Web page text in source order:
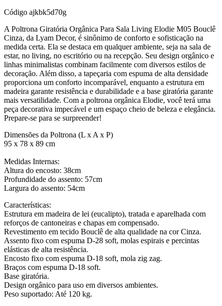
Código ajkbk5d70g
A Poltrona Giratória Orgânica Para Sala Living Elodie M05 Bouclê
Cinza, da Lyam Decor, é sinônimo de conforto e sofisticação na
medida certa. Ela se destaca em qualquer ambiente, seja na sala de
estar, no living, no escritório ou na recepção. Seu design orgânico e
linhas minimalistas combinam facilmente com diversos estilos de
decoração. Além disso, a tapeçaria com espuma de alta densidade
proporciona um conforto incomparável, enquanto a estrutura em
madeira garante resistência e durabilidade e a base giratória garante
mais versatilidade. Com a poltrona orgânica Elodie, você terá uma
peça decorativa impecável e um espaço cheio de beleza e elegância.
Prepare-se para se surpreender!
Dimensões da Poltrona (L x A x P)
95 x 78 x 89 cm
Medidas Internas:
Altura do encosto: 38cm
Profundidade do assento: 57cm
Largura do assento: 54cm
Características:
Estrutura em madeira de lei (eucalipto), tratada e aparelhada com
reforços de cantoneiras e chapas em compensado.
Revestimento em tecido Bouclê de alta qualidade na cor Cinza.
Assento fixo com espuma D-28 soft, molas espirais e percintas
elásticas de alta resistência.
Encosto fixo com espuma D-18 soft, mola zig zag.
Braços com espuma D-18 soft.
Base giratória.
Design orgânico para uso em diversos ambientes.
Peso suportado: Até 120 kg.